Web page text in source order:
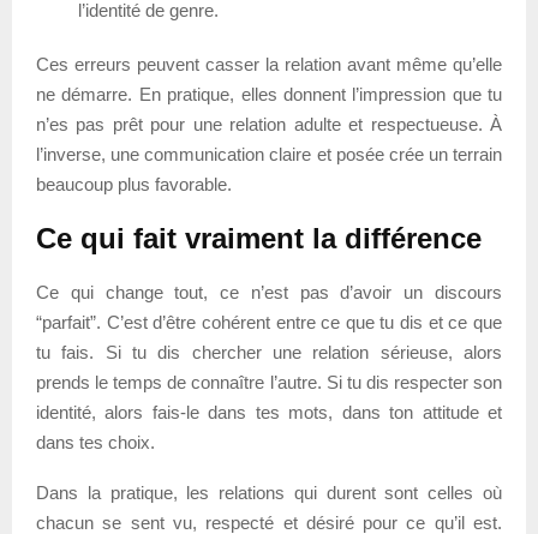
l’identité de genre.
Ces erreurs peuvent casser la relation avant même qu’elle
ne démarre. En pratique, elles donnent l’impression que tu
n’es pas prêt pour une relation adulte et respectueuse. À
l’inverse, une communication claire et posée crée un terrain
beaucoup plus favorable.
Ce qui fait vraiment la différence
Ce qui change tout, ce n’est pas d’avoir un discours
“parfait”. C’est d’être cohérent entre ce que tu dis et ce que
tu fais. Si tu dis chercher une relation sérieuse, alors
prends le temps de connaître l’autre. Si tu dis respecter son
identité, alors fais-le dans tes mots, dans ton attitude et
dans tes choix.
Dans la pratique, les relations qui durent sont celles où
chacun se sent vu, respecté et désiré pour ce qu’il est.